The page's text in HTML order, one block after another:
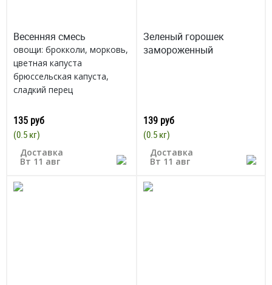
Весенняя смесь
овощи: брокколи, морковь,
цветная капуста
брюссельская капуста,
сладкий перец
135 руб
(0.5 кг)
Доставка
Вт 11 авг
Зеленый горошек
замороженный
139 руб
(0.5 кг)
Доставка
Вт 11 авг